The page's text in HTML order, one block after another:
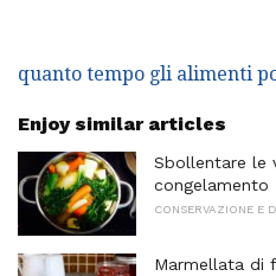
quanto tempo gli alimenti
Enjoy similar articles
Sbollentare le
congelamento
CONSERVAZIONE E
Marmellata di